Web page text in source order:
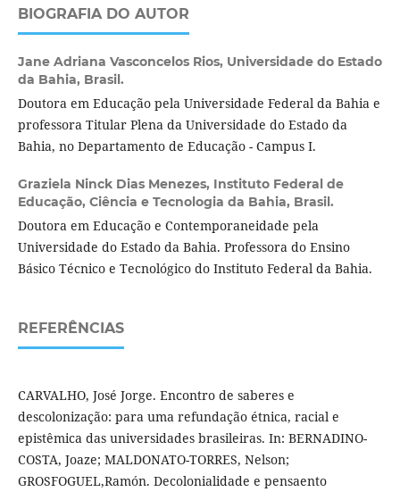
BIOGRAFIA DO AUTOR
Jane Adriana Vasconcelos Rios, Universidade do Estado
da Bahia, Brasil.
Doutora em Educação pela Universidade Federal da Bahia e
professora Titular Plena da Universidade do Estado da
Bahia, no Departamento de Educação - Campus I.
Graziela Ninck Dias Menezes, Instituto Federal de
Educação, Ciência e Tecnologia da Bahia, Brasil.
Doutora em Educação e Contemporaneidade pela
Universidade do Estado da Bahia. Professora do Ensino
Básico Técnico e Tecnológico do Instituto Federal da Bahia.
REFERÊNCIAS
CARVALHO, José Jorge. Encontro de saberes e
descolonização: para uma refundação étnica, racial e
epistêmica das universidades brasileiras. In: BERNADINO-
COSTA, Joaze; MALDONATO-TORRES, Nelson;
GROSFOGUEL,Ramón. Decolonialidade e pensaento